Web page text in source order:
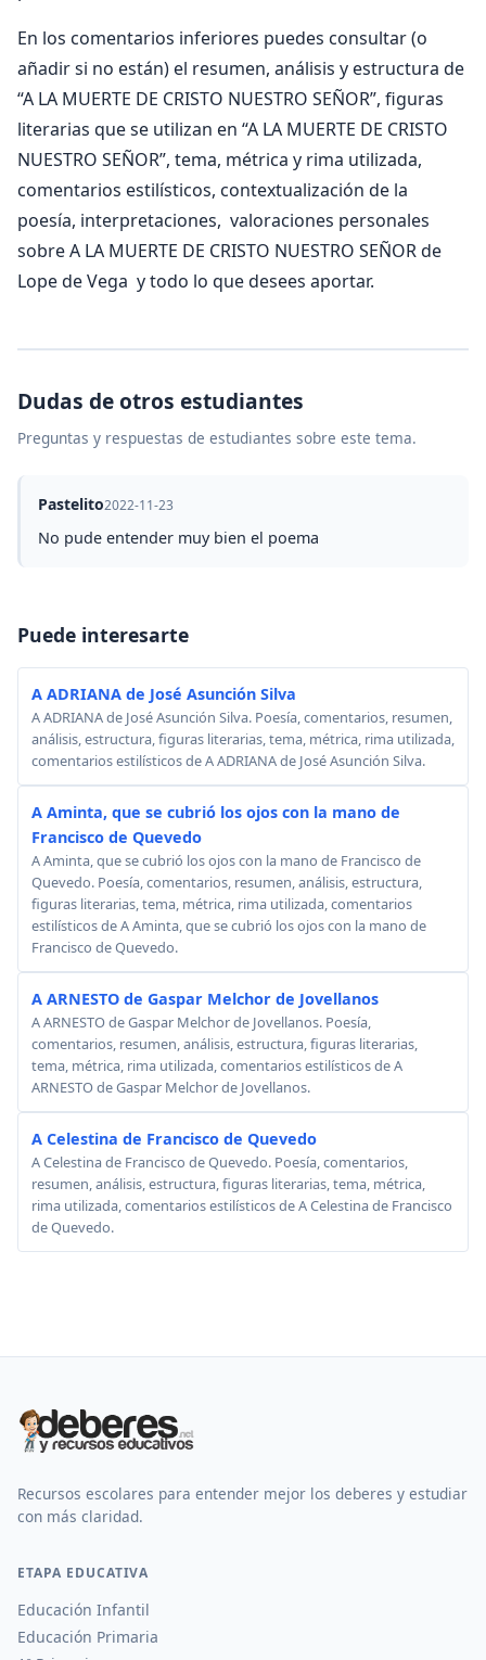
En los comentarios inferiores puedes consultar (o
añadir si no están) el resumen, análisis y estructura de
“A LA MUERTE DE CRISTO NUESTRO SEÑOR”, figuras
literarias que se utilizan en “A LA MUERTE DE CRISTO
NUESTRO SEÑOR”, tema, métrica y rima utilizada,
comentarios estilísticos, contextualización de la
poesía, interpretaciones, valoraciones personales
sobre A LA MUERTE DE CRISTO NUESTRO SEÑOR de
Lope de Vega y todo lo que desees aportar.
Dudas de otros estudiantes
Preguntas y respuestas de estudiantes sobre este tema.
Pastelito2022-11-23
No pude entender muy bien el poema
Puede interesarte
A ADRIANA de José Asunción Silva
A ADRIANA de José Asunción Silva. Poesía, comentarios, resumen,
análisis, estructura, figuras literarias, tema, métrica, rima utilizada,
comentarios estilísticos de A ADRIANA de José Asunción Silva.
A Aminta, que se cubrió los ojos con la mano de
Francisco de Quevedo
A Aminta, que se cubrió los ojos con la mano de Francisco de
Quevedo. Poesía, comentarios, resumen, análisis, estructura,
figuras literarias, tema, métrica, rima utilizada, comentarios
estilísticos de A Aminta, que se cubrió los ojos con la mano de
Francisco de Quevedo.
A ARNESTO de Gaspar Melchor de Jovellanos
A ARNESTO de Gaspar Melchor de Jovellanos. Poesía,
comentarios, resumen, análisis, estructura, figuras literarias,
tema, métrica, rima utilizada, comentarios estilísticos de A
ARNESTO de Gaspar Melchor de Jovellanos.
A Celestina de Francisco de Quevedo
A Celestina de Francisco de Quevedo. Poesía, comentarios,
resumen, análisis, estructura, figuras literarias, tema, métrica,
rima utilizada, comentarios estilísticos de A Celestina de Francisco
de Quevedo.
Recursos escolares para entender mejor los deberes y estudiar
con más claridad.
ETAPA EDUCATIVA
Educación Infantil
Educación Primaria